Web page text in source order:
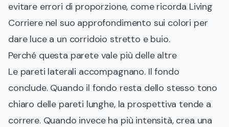
evitare errori di proporzione, come ricorda Living
Corriere nel suo approfondimento sui colori per
dare luce a un corridoio stretto e buio.
Perché questa parete vale più delle altre
Le pareti laterali accompagnano. Il fondo
conclude. Quando il fondo resta dello stesso tono
chiaro delle pareti lunghe, la prospettiva tende a
correre. Quando invece ha più intensità, crea una